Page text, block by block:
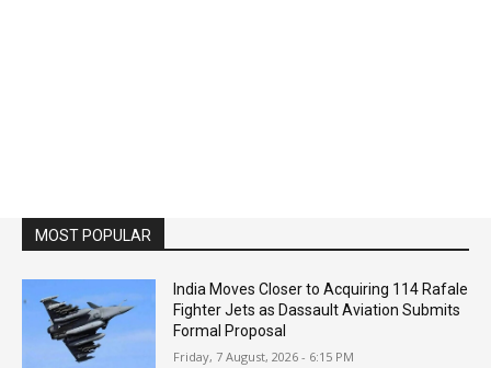
MOST POPULAR
India Moves Closer to Acquiring 114 Rafale
Fighter Jets as Dassault Aviation Submits
Formal Proposal
Friday, 7 August, 2026 - 6:15 PM